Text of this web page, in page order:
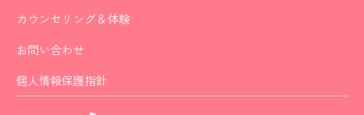
カウンセリング＆体験
お問い合わせ
個人情報保護指針